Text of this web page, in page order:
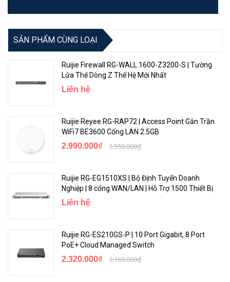
8 10/100M Base-T ports
Half-duplex, full-duplex, auto-
Support auto MDI/MDIX
Backplane bandwidth
MAC address 1K
SẢN PHẨM CÙNG LOẠI
Ruijie Firewall RG-WALL 1600-Z3200-S | Tường
Lửa Thế Dòng Z Thế Hệ Mới Nhất
Liên hệ
Ruijie Reyee RG-RAP72 | Access Point Gắn Trần
WiFi7 BE3600 Cổng LAN 2.5GB
2.990.000₫ 3.550.000₫
Ruijie RG-EG1510XS | Bộ Định Tuyến Doanh
Nghiệp | 8 cổng WAN/LAN | Hỗ Trợ 1500 Thiết Bị
Liên hệ
Ruijie RG-ES210GS-P | 10 Port Gigabit, 8 Port
PoE+ Cloud Managed Switch
2.320.000₫ 3.160.000₫